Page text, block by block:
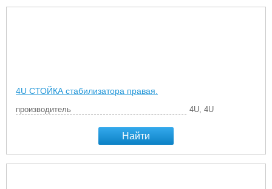
4U СТОЙКА стабилизатора правая.
производитель 4U, 4U
Найти